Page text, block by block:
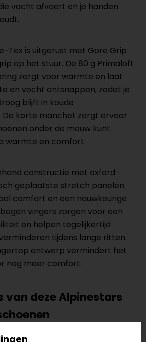
vocht afvoert en je handen
Tex is uitgerust met Gore Grip
op het stuur. De 80 g Primaloft
zorgt voor warmte en laat
en vocht ontsnappen, zodat je
blijft in koude
De korte manchet zorgt ervoor
onder de mouw kunt
warmte en comfort.
constructie met oxford-
geplaatste stretch panelen
comfort en een nauwkeurige
vingers zorgen voor een
en helpen tegelijkertijd
tijdens lange ritten.
ontwerp vermindert het
nog meer comfort.
van deze Alpinestars